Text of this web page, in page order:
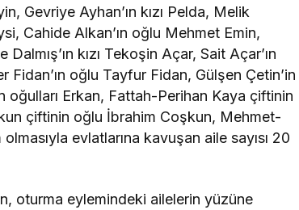
Gevriye Ayhan’ın kızı Pelda, Melik
Cahide Alkan’ın oğlu Mehmet Emin,
kızı Tekoşin Açar, Sait Açar’ın
Fidan’ın oğlu Tayfur Fidan, Gülşen Çetin’in
Erkan, Fattah-Perihan Kaya çiftinin
çiftinin oğlu İbrahim Coşkun, Mehmet-
evlatlarına kavuşan aile sayısı 20
oturma eylemindeki ailelerin yüzüne